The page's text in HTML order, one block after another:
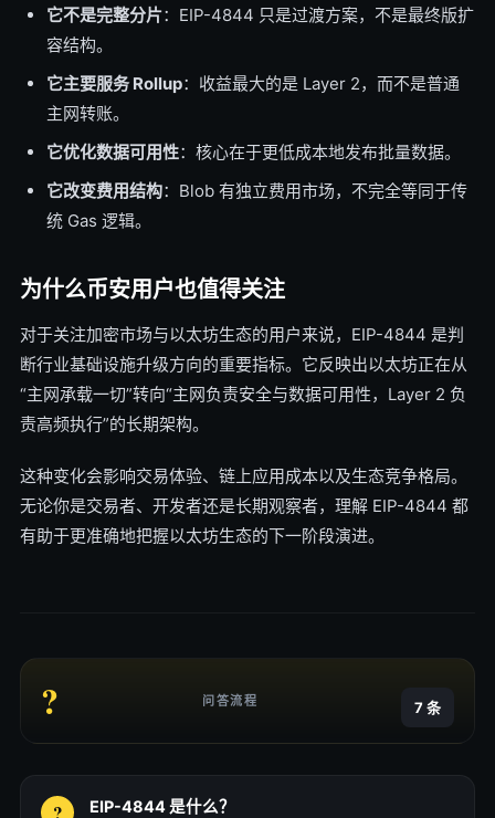
它不是完整分片：EIP-4844 只是过渡方案，不是最终版扩
容结构。
它主要服务 Rollup：收益最大的是 Layer 2，而不是普通
主网转账。
它优化数据可用性：核心在于更低成本地发布批量数据。
它改变费用结构：Blob 有独立费用市场，不完全等同于传
统 Gas 逻辑。
为什么币安用户也值得关注
对于关注加密市场与以太坊生态的用户来说，EIP-4844 是判
断行业基础设施升级方向的重要指标。它反映出以太坊正在从
“主网承载一切”转向“主网负责安全与数据可用性，Layer 2 负
责高频执行”的长期架构。
这种变化会影响交易体验、链上应用成本以及生态竞争格局。
无论你是交易者、开发者还是长期观察者，理解 EIP-4844 都
有助于更准确地把握以太坊生态的下一阶段演进。
? 问答流程 7 条
EIP-4844 是什么？